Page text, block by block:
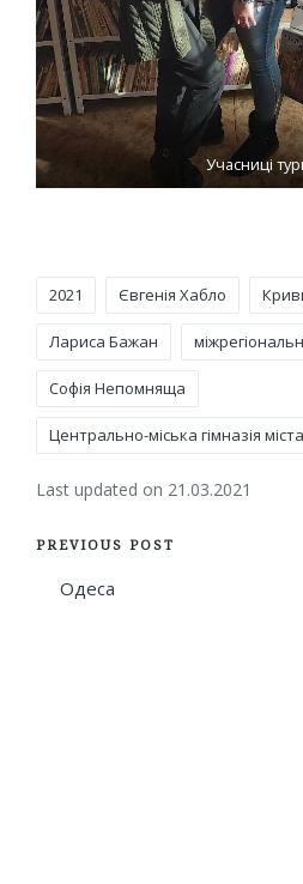
Учасниці
2021 Євгенія Хабло
Лариса Бажан
Софія Непомняща
Центрально-міська гімназія
Last updated on 21.03.2021
Post
navigation
PREVIOUS POST
Одеса